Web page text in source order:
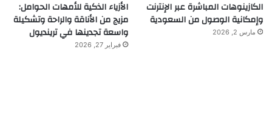
الكازينوهات المباشرة عبر الإنترنت
وإمكانية الوصول من السعودية
مارس 2, 2026
الأزياء الذكية للأمهات الحوامل:
مزيج من الأناقة والراحة وتشكيلة
واسعة تجدينها في ترينديول
فبراير 27, 2026